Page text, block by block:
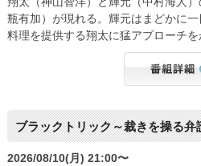
瓶有加）が現れる。輝元はまどかに
料理を提供する翔太に猛アプローチを
ブラックトリック～裁きを操る弁
2026/08/10(月) 21:00〜